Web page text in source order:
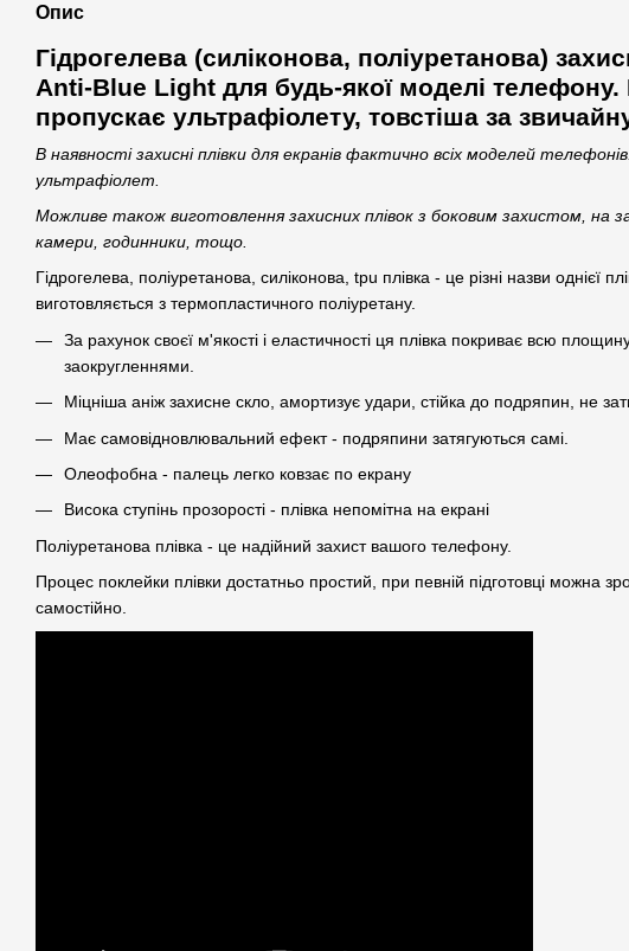
Опис
Гідрогелева (силіконова, поліуретанова)
Anti-Blue Light для будь-якої моделі телефону.
пропускає ультрафіолету, товстіша за
В наявності захисні плівки для екранів фактично всіх моделей
ультрафіолет.
Можливе також виготовлення захисних плівок з боковим захистом, на
камери, годинники, тощо.
Гідрогелева, поліуретанова, силіконова, tpu плівка - це різні назви однієї
виготовляється з термопластичного поліуретану.
За рахунок своєї м'якості і еластичності ця плівка покриває всю
заокругленнями.
Міцніша аніж захисне скло, амортизує удари, стійка до подряпин, не
Має самовідновлювальний ефект - подряпини затягуються самі.
Олеофобна - палець легко ковзає по екрану
Висока ступінь прозорості - плівка непомітна на екрані
Поліуретанова плівка - це надійний захист вашого телефону.
Процес поклейки плівки достатньо простий, при певній підготовці можна
самостійно.